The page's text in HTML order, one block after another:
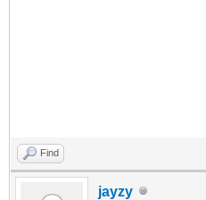
Find
jayzy